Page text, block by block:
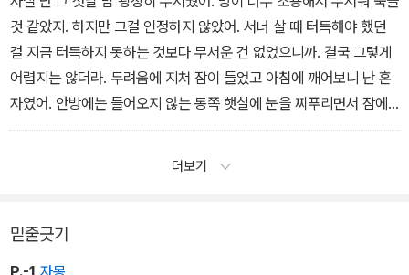
워하는 듯했다. - '아무도 모르는 일' 중에
것 같았지. 하지만 그걸 인정하지 않았어. 서너 살 때 터득해야 했던
걸 지금 터득하지 못하는 것보다 무서운 건 없었으니까. 결국 그렇게
어렵지는 않더라. 두려움에 지쳐 잠이 들었고 아침에 깨어보니 난 혼
자였어. 안방에는 들어오지 않는 동쪽 햇살에 눈을 찌푸리면서 잠에
서 깨어났지. - '일생에 한 번' 중에서
더보기
밑줄긋기